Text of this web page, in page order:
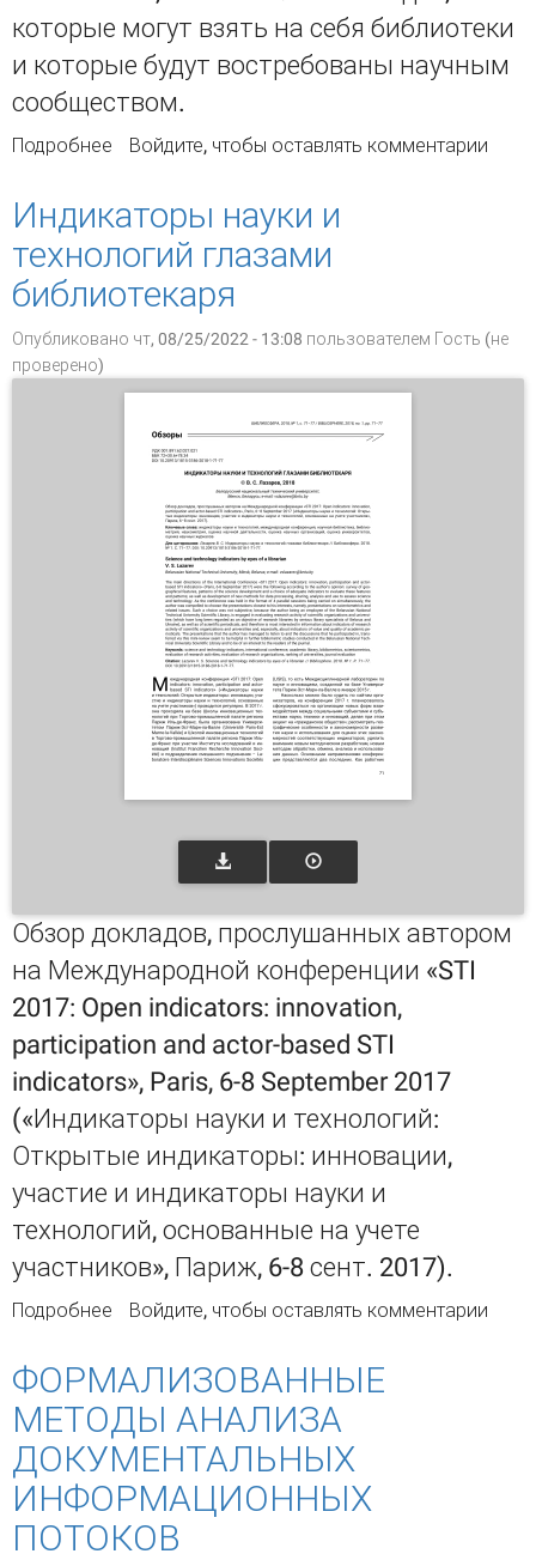
которые могут взять на себя библиотеки
и которые будут востребованы научным
сообществом.
Подробнее о Матрица задач, ресурсов и компетенций для
Войдите, чтобы оставлять комментарии
Индикаторы науки и
технологий глазами
библиотекаря
Опубликовано чт, 08/25/2022 - 13:08 пользователем Гость (не
проверено)
Обзор докладов, прослушанных автором
на Международной конференции «STI
2017: Open indicators: innovation,
participation and actor-based STI
indicators», Paris, 6-8 September 2017
(«Индикаторы науки и технологий:
Открытые индикаторы: инновации,
участие и индикаторы науки и
технологий, основанные на учете
участников», Париж, 6-8 сент. 2017).
Подробнее о Индикаторы науки и технологий глазами
Войдите, чтобы оставлять комментарии
ФОРМАЛИЗОВАННЫЕ
МЕТОДЫ АНАЛИЗА
ДОКУМЕНТАЛЬНЫХ
ИНФОРМАЦИОННЫХ
ПОТОКОВ